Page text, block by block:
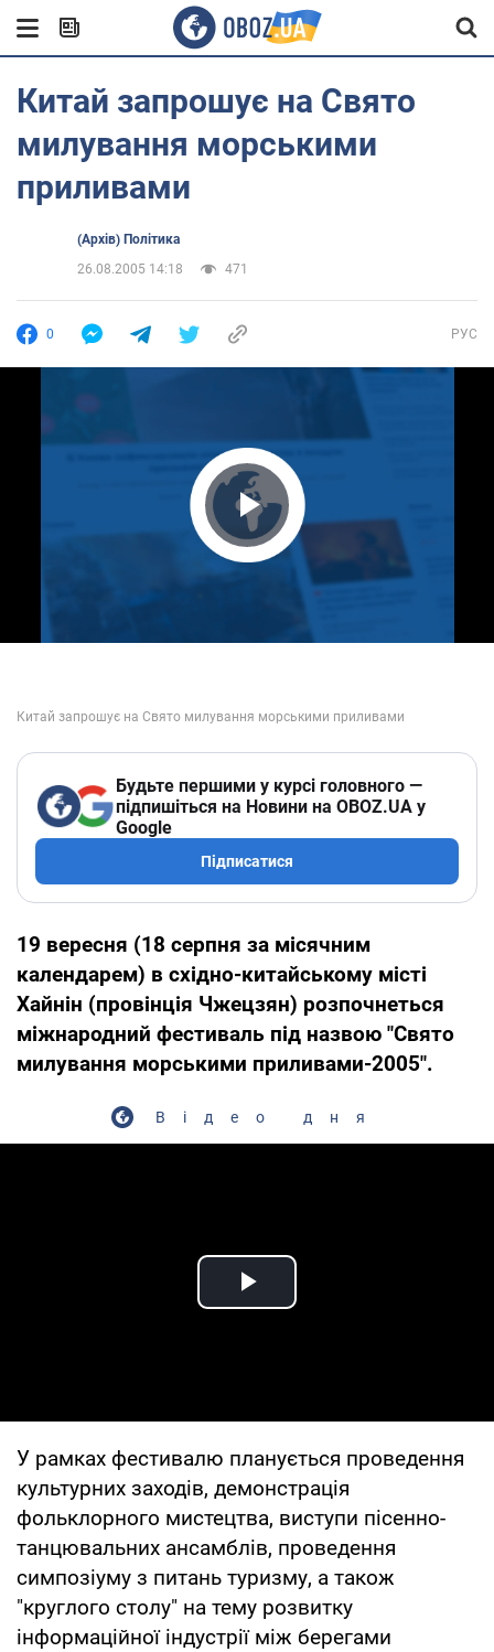
Китай запрошує на Свято
милування морськими
приливами
(Архів) Політика
26.08.2005 14:18
471
0 РУС
Play Video
Будьте першими у курсі головного —
підпишіться на Новини на OBOZ.UA у
Google
Підписатися
19 вересня (18 серпня за місячним
календарем) в східно-китайському місті
Хайнін (провінція Чжецзян) розпочнеться
міжнародний фестиваль під назвою "Свято
милування морськими приливами-2005".
Відео дня
Play Video
У рамках фестивалю планується проведення
культурних заходів, демонстрація
фольклорного мистецтва, виступи пісенно-
танцювальних ансамблів, проведення
симпозіуму з питань туризму, а також
"круглого столу" на тему розвитку
інформаційної індустрії між берегами